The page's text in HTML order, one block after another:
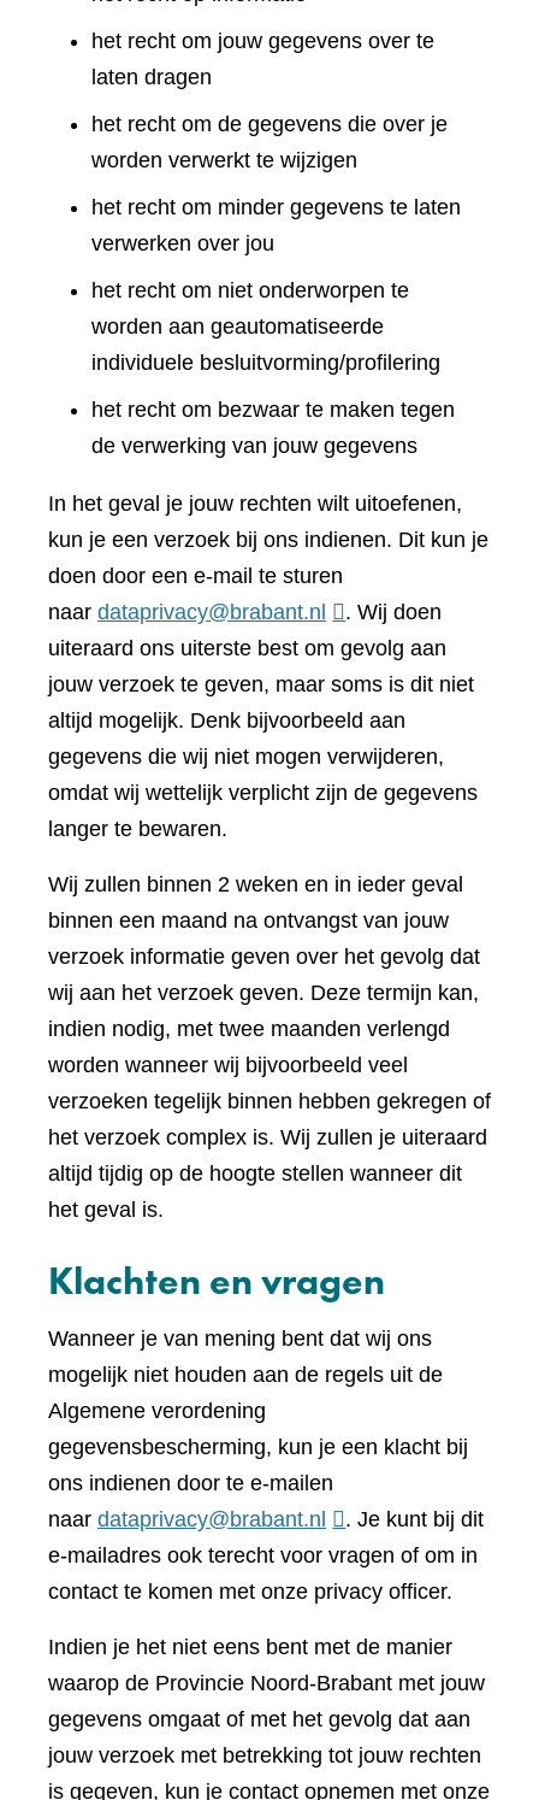
het recht om jouw gegevens over te
laten dragen
het recht om de gegevens die over je
worden verwerkt te wijzigen
het recht om minder gegevens te laten
verwerken over jou
het recht om niet onderworpen te
worden aan geautomatiseerde
individuele besluitvorming/profilering
het recht om bezwaar te maken tegen
de verwerking van jouw gegevens
In het geval je jouw rechten wilt uitoefenen,
kun je een verzoek bij ons indienen. Dit kun je
doen door een e-mail te sturen
naar dataprivacy@brabant.nl
. Wij doen
uiteraard ons uiterste best om gevolg aan
jouw verzoek te geven, maar soms is dit niet
altijd mogelijk. Denk bijvoorbeeld aan
gegevens die wij niet mogen verwijderen,
omdat wij wettelijk verplicht zijn de gegevens
langer te bewaren.
Wij zullen binnen 2 weken en in ieder geval
binnen een maand na ontvangst van jouw
verzoek informatie geven over het gevolg dat
wij aan het verzoek geven. Deze termijn kan,
indien nodig, met twee maanden verlengd
worden wanneer wij bijvoorbeeld veel
verzoeken tegelijk binnen hebben gekregen of
het verzoek complex is. Wij zullen je uiteraard
altijd tijdig op de hoogte stellen wanneer dit
het geval is.
Klachten en vragen
Wanneer je van mening bent dat wij ons
mogelijk niet houden aan de regels uit de
Algemene verordening
gegevensbescherming, kun je een klacht bij
ons indienen door te e-mailen
naar dataprivacy@brabant.nl
. Je kunt bij dit
e-mailadres ook terecht voor vragen of om in
contact te komen met onze privacy officer.
Indien je het niet eens bent met de manier
waarop de Provincie Noord-Brabant met jouw
gegevens omgaat of met het gevolg dat aan
jouw verzoek met betrekking tot jouw rechten
is gegeven, kun je contact opnemen met onze